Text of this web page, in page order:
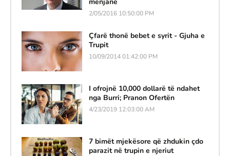
2/05/2016 10:50:00 PM
Çfarë thonë bebet e syrit - Gjuha e
Trupit
10/09/2014 01:42:00 PM
I ofrojnë 10,000 dollarë të ndahet
nga Burri; Pranon Ofertën
4/23/2019 12:03:00 AM
7 bimët mjekësore që zhdukin çdo
parazit në trupin e njeriut